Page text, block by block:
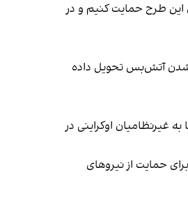
این طرح حمایت کنیم و در
شدن آتش‌بس تحویل داده
غیرنظامیان اوکراینی در
حمایت از نیروهای